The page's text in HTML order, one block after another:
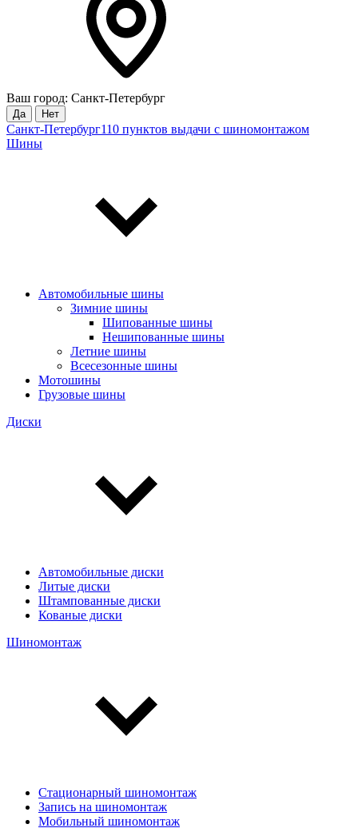
Ваш город: Санкт-Петербург
Да Нет
Санкт-Петербург110 пунктов выдачи с шиномонтажом
Шины
Автомобильные шины
Зимние шины
Шипованные шины
Нешипованные шины
Летние шины
Всесезонные шины
Мотошины
Грузовые шины
Диски
Автомобильные диски
Литые диски
Штампованные диски
Кованые диски
Шиномонтаж
Стационарный шиномонтаж
Запись на шиномонтаж
Мобильный шиномонтаж